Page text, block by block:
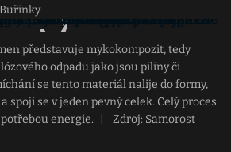
představuje mykokompozit, tedy
odpadu jako jsou piliny či
se tento materiál nalije do formy,
spojí se v jeden pevný celek. Celý proces
energie.
Zdroj: Samorost